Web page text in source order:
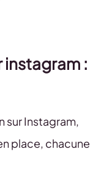
instagram :
sur Instagram,
place, chacune